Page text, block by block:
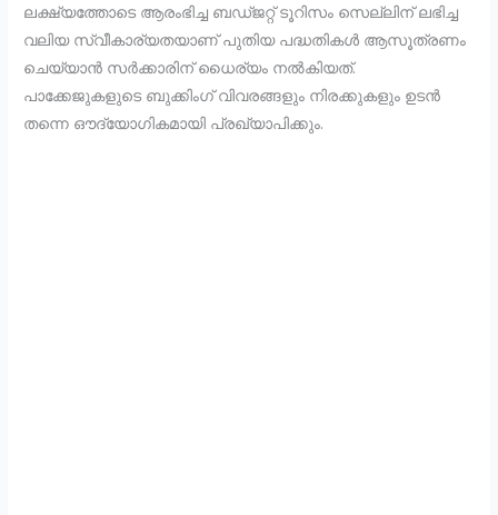
ലക്ഷ്യത്തോടെ ആരംഭിച്ച ബഡ്ജറ്റ് ടൂറിസം സെല്ലിന് ലഭിച്ച
വലിയ സ്വീകാര്യതയാണ് പുതിയ പദ്ധതികൾ ആസൂത്രണം
ചെയ്യാൻ സർക്കാരിന് ധൈര്യം നൽകിയത്.
പാക്കേജുകളുടെ ബുക്കിംഗ് വിവരങ്ങളും നിരക്കുകളും ഉടൻ
തന്നെ ഔദ്യോഗികമായി പ്രഖ്യാപിക്കും.